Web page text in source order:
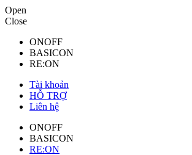
Open
Close
ONOFF
BASICON
RE:ON
Tài khoản
HỖ TRỢ
Liên hệ
ONOFF
BASICON
RE:ON